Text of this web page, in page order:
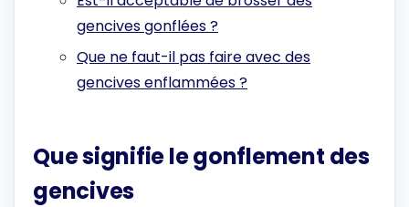
gencives gonflées ?
Que ne faut-il pas faire avec des
gencives enflammées ?
Que signifie le gonflement des
gencives